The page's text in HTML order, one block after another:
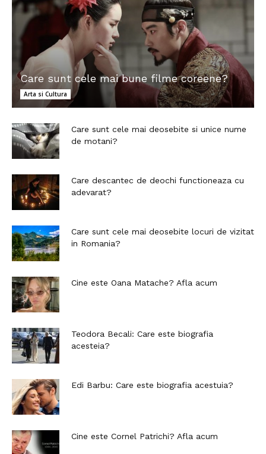
Care sunt cele mai bune filme coreene?
Arta si Cultura
Care sunt cele mai deosebite si unice nume
de motani?
Care descantec de deochi functioneaza cu
adevarat?
Care sunt cele mai deosebite locuri de vizitat
in Romania?
Cine este Oana Matache? Afla acum
Teodora Becali: Care este biografia
acesteia?
Edi Barbu: Care este biografia acestuia?
Cine este Cornel Patrichi? Afla acum